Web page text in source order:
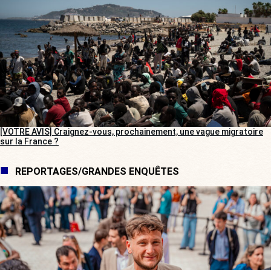
[VOTRE AVIS] Craignez-vous, prochainement, une vague migratoire
sur la France ?
REPORTAGES/GRANDES ENQUÊTES